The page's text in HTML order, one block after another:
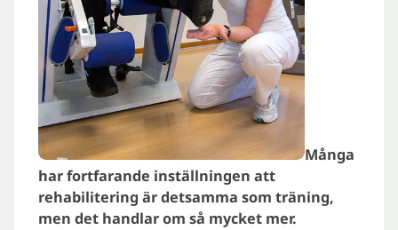
Många
har fortfarande inställningen att
rehabilitering är detsamma som träning,
men det handlar om så mycket mer.